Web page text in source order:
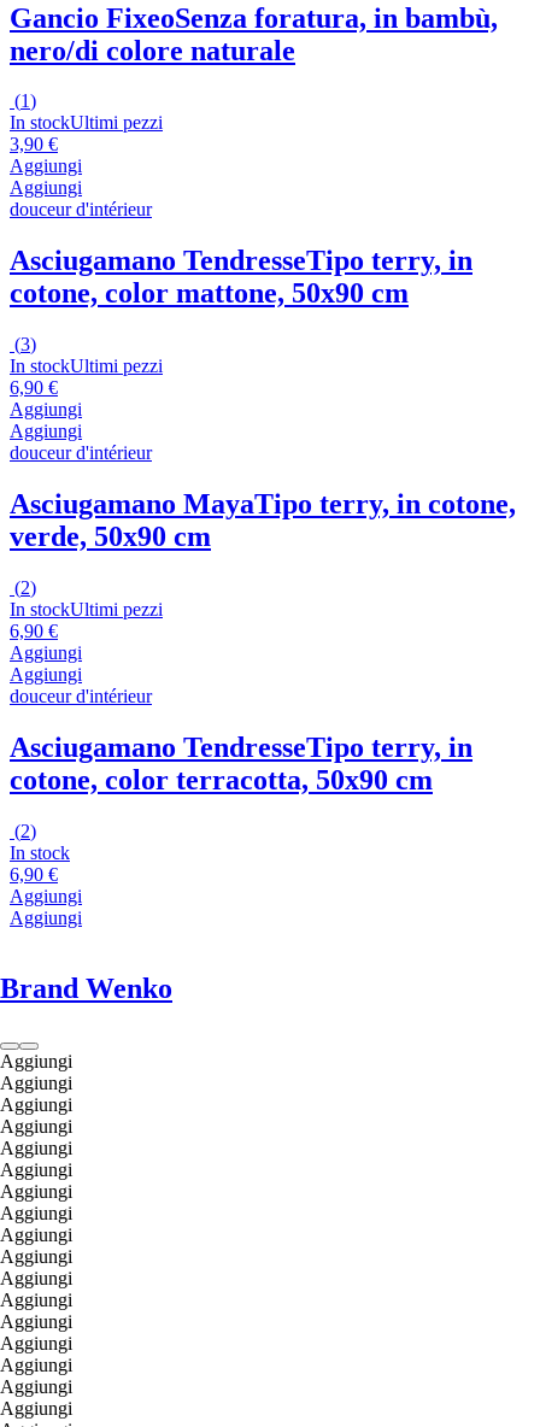
Gancio FixeoSenza foratura, in bambù,
nero/di colore naturale
(1)
In stockUltimi pezzi
3,90 €
Aggiungi
Aggiungi
douceur d'intérieur
Asciugamano TendresseTipo terry, in
cotone, color mattone, 50x90 cm
(3)
In stockUltimi pezzi
6,90 €
Aggiungi
Aggiungi
douceur d'intérieur
Asciugamano MayaTipo terry, in cotone,
verde, 50x90 cm
(2)
In stockUltimi pezzi
6,90 €
Aggiungi
Aggiungi
douceur d'intérieur
Asciugamano TendresseTipo terry, in
cotone, color terracotta, 50x90 cm
(2)
In stock
6,90 €
Aggiungi
Aggiungi
Brand Wenko
Aggiungi
Aggiungi
Aggiungi
Aggiungi
Aggiungi
Aggiungi
Aggiungi
Aggiungi
Aggiungi
Aggiungi
Aggiungi
Aggiungi
Aggiungi
Aggiungi
Aggiungi
Aggiungi
Aggiungi